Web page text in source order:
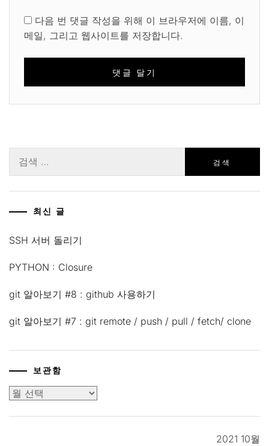
다음 번 댓글 작성을 위해 이 브라우저에 이름, 이
메일, 그리고 웹사이트를 저장합니다.
색:
최신 글
SSH 서버 돌리기
PYTHON : Closure
git 알아보기 #8 : github 사용하기
git 알아보기 #7 : git remote / push / pull / fetch/ clone
보관함
보
2021 10월